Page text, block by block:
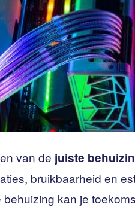
van de juiste
bruikbaarheid en
behuizing kan je